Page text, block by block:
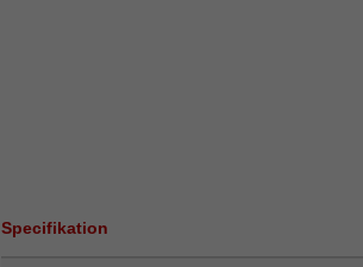
Specifikation